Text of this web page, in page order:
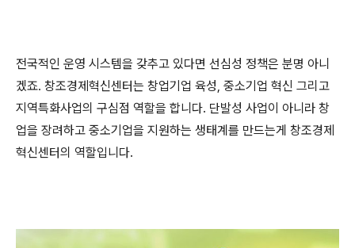
전국적인 운영 시스템을 갖추고 있다면 선심성 정책은 분명 아니
겠죠. 창조경제혁신센터는 창업기업 육성, 중소기업 혁신 그리고
지역특화사업의 구심점 역할을 합니다. 단발성 사업이 아니라 창
업을 장려하고 중소기업을 지원하는 생태계를 만드는게 창조경제
혁신센터의 역할입니다.